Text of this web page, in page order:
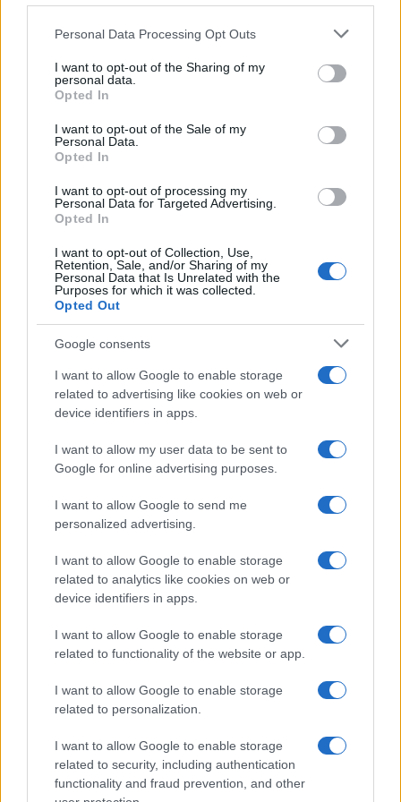
Please note that this website/app uses one or more Google
not limited to your visit or usage behaviour. You may click to
grant or deny consent to Google and its third-party tags to
use your data for below specified purposes in below Google
consent section.
Personal Data Processing Opt Outs
I want to opt-out of the Sharing of my
personal data.
Opted In
I want to opt-out of the Sale of my
Personal Data.
Opted In
I want to opt-out of processing my
Personal Data for Targeted Advertising.
Opted In
I want to opt-out of Collection, Use,
Retention, Sale, and/or Sharing of my
Personal Data that Is Unrelated with the
Purposes for which it was collected.
Opted Out
Google consents
I want to allow Google to enable storage
related to advertising like cookies on web or
device identifiers in apps.
I want to allow my user data to be sent to
Google for online advertising purposes.
I want to allow Google to send me
personalized advertising.
I want to allow Google to enable storage
related to analytics like cookies on web or
device identifiers in apps.
I want to allow Google to enable storage
related to functionality of the website or app.
I want to allow Google to enable storage
related to personalization.
I want to allow Google to enable storage
related to security, including authentication
functionality and fraud prevention, and other
INVESTERINGEN
Hoe PMT investeert in toekomstige technologieën voor een
sterke economie
Sanne De Vries · 8 aug 2026
Hoe beleggers valutarisico kunnen afdekken met hedging-
instrumenten
Sven Bakker · 8 aug 2026
INVESTERINGEN